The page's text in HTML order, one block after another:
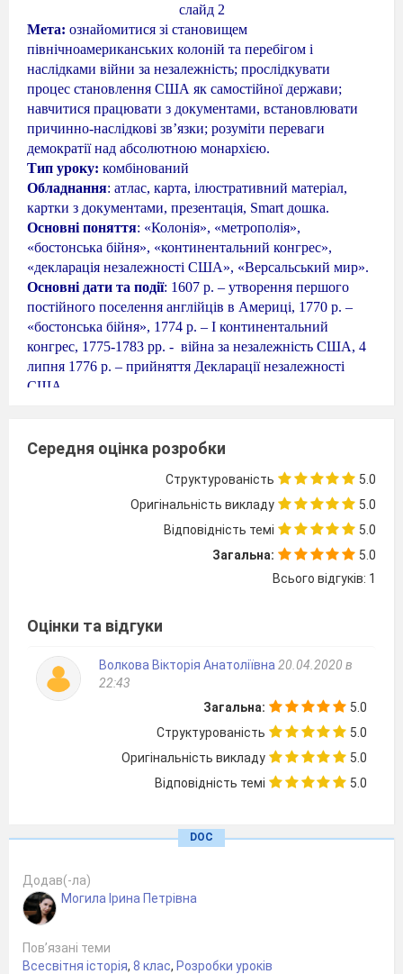
слайд 2
Мета: ознайомитися зі становищем
північноамериканських колоній та перебігом і
наслідками війни за незалежність; прослідкувати
процес становлення США як самостійної держави;
навчитися працювати з документами, встановлювати
причинно-наслідкові зв’язки; розуміти переваги
демократії над абсолютною монархією.
Тип уроку: комбінований
Обладнання: атлас, карта, ілюстративний матеріал,
картки з документами, презентація, Smart дошка.
Основні поняття: «Колонія», «метрополія»,
«бостонська бійня», «континентальний конгрес»,
«декларація незалежності США», «Версальський мир».
Основні дати та події: 1607 р. – утворення першого
постійного поселення англійців в Америці, 1770 р. –
«бостонська бійня», 1774 р. – І континентальний
конгрес, 1775-1783 рр. - війна за незалежність США, 4
липня 1776 р. – прийняття Декларації незалежності
США.
Називати час прийняття Конституції США, імена
незалежність, характерні риси Конституції США;
показувати на карті перебіг подій війни за незалежність;
пояснювати значення понять: колонія, метрополія,
Конституція; описувати найяскравіші події війни за
незалежність; порівнювати державний устрій США та
Англії; наводити приклади особливостей
судження щодо характеру й наслідків війни за
І Організаційний момент
ІІІ Мотивація навчальної діяльності
Вивчення нового матеріалу
Причини конфлікту між колоніями та
Війна за незалежність
Конституція США
VЗакріплення нових знань учнів
Середня оцінка розробки
Структурованість
5.0
Оригінальність викладу
5.0
Відповідність темі
5.0
Загальна:
5.0
Всього відгуків: 1
Оцінки та відгуки
Волкова Вікторія Анатоліївна 20.04.2020 в
22:43
Загальна:
5.0
Структурованість
5.0
Оригінальність викладу
5.0
Відповідність темі
5.0
DOC
Додав(-ла)
Могила Ірина Петрівна
Пов’язані теми
Всесвітня історія, 8 клас, Розробки уроків